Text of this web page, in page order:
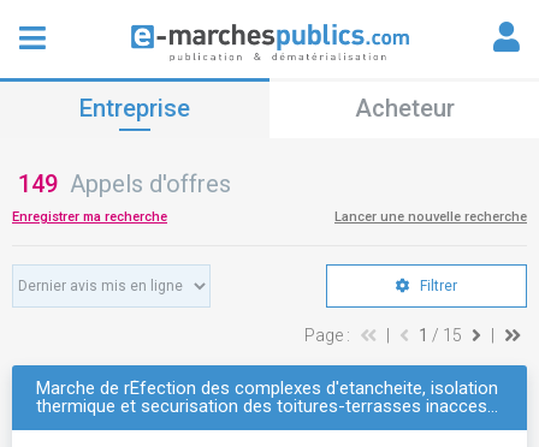
Entreprise Acheteur
149 Appels d'offres
Enregistrer ma recherche Lancer une nouvelle recherche
Filtrer
Page : 1 / 15
Marche de rÉfection des complexes d'etancheite, isolation
thermique et securisation des toitures-terrasses inacces…